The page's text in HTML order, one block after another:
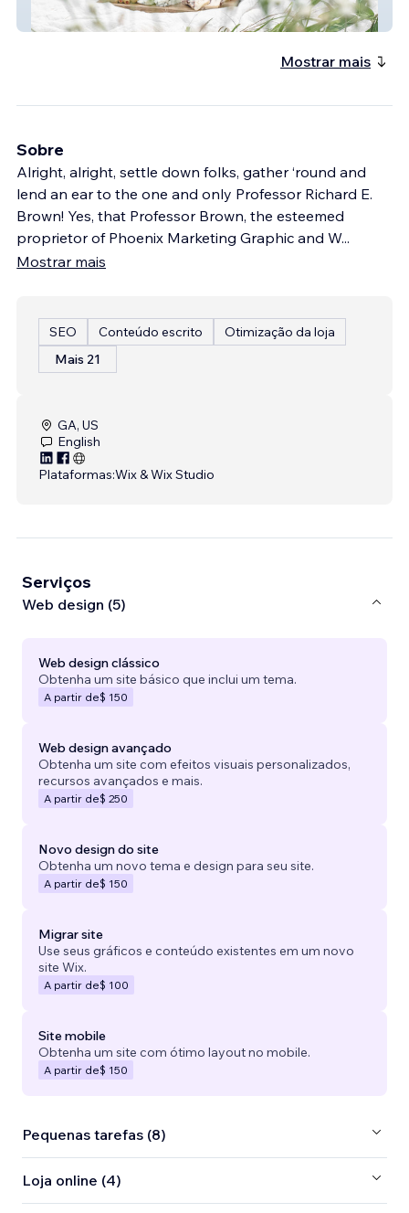
OUTSIDE THE BASKET
Mostrar mais
Sobre
Alright, alright, settle down folks, gather ‘round and
lend an ear to the one and only Professor Richard E.
Brown! Yes, that Professor Brown, the esteemed
proprietor of Phoenix Marketing Graphic and W...
Mostrar mais
SEO Conteúdo escrito
Otimização da loja
Mais 21
GA, US
English
Plataformas:Wix & Wix Studio
Serviços
Web design (5)
Web design clássico
Obtenha um site básico que inclui um tema.
A partir de$ 150
Web design avançado
Obtenha um site com efeitos visuais personalizados,
recursos avançados e mais.
A partir de$ 250
Novo design do site
Obtenha um novo tema e design para seu site.
A partir de$ 150
Migrar site
Use seus gráficos e conteúdo existentes em um novo
site Wix.
A partir de$ 100
Site mobile
Obtenha um site com ótimo layout no mobile.
A partir de$ 150
Pequenas tarefas (8)
Loja online (4)